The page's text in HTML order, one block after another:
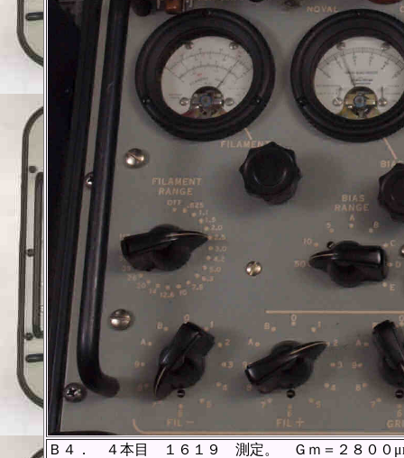
Ｂ４． ４本目 １６１９ 測定。 Ｇｍ＝２８００